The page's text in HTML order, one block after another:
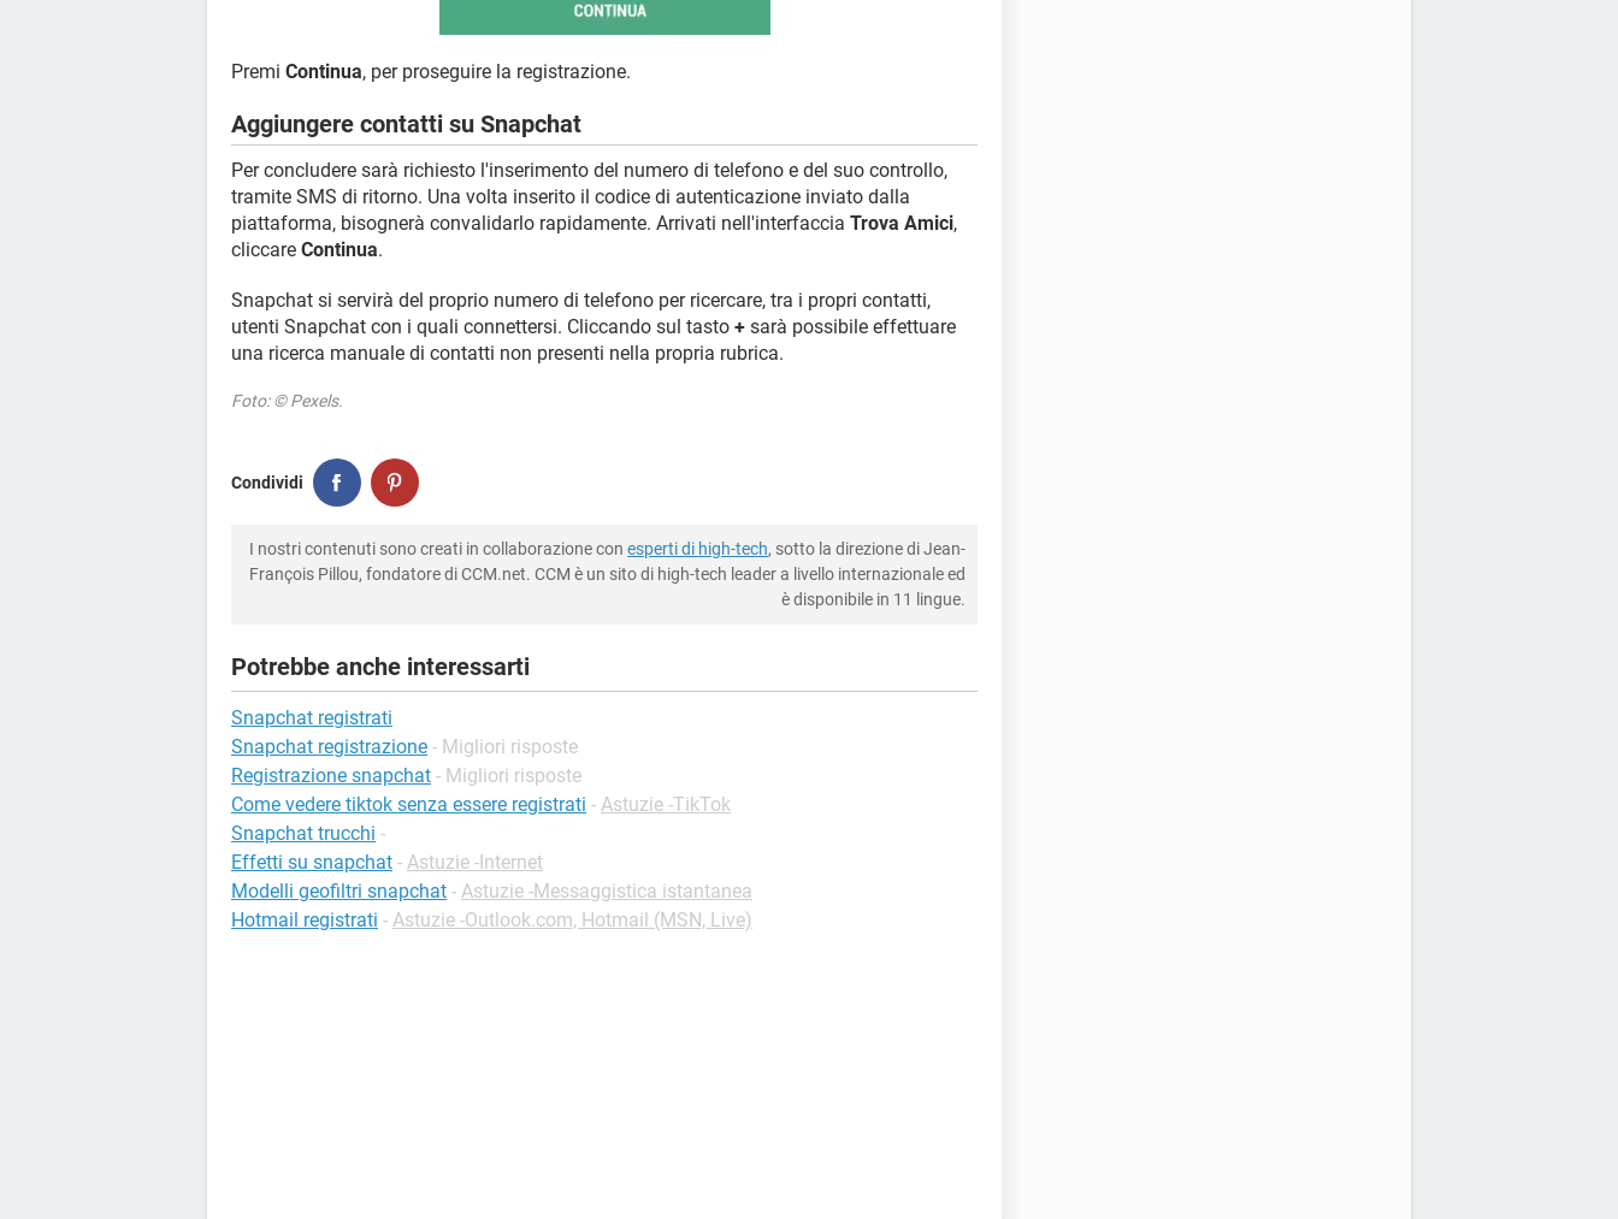
Premi Continua, per proseguire la registrazione.
Aggiungere contatti su Snapchat
Per concludere sarà richiesto l'inserimento del numero di telefono e del suo controllo,
tramite SMS di ritorno. Una volta inserito il codice di autenticazione inviato dalla
piattaforma, bisognerà convalidarlo rapidamente. Arrivati nell'interfaccia Trova Amici,
cliccare Continua.
Snapchat si servirà del proprio numero di telefono per ricercare, tra i propri contatti,
utenti Snapchat con i quali connettersi. Cliccando sul tasto + sarà possibile effettuare
una ricerca manuale di contatti non presenti nella propria rubrica.
Foto: © Pexels.
Condividi
I nostri contenuti sono creati in collaborazione con esperti di high-tech, sotto la direzione di Jean-
François Pillou, fondatore di CCM.net. CCM è un sito di high-tech leader a livello internazionale ed
è disponibile in 11 lingue.
Potrebbe anche interessarti
Snapchat registrati
Snapchat registrazione - Migliori risposte
Registrazione snapchat - Migliori risposte
Come vedere tiktok senza essere registrati - Astuzie -TikTok
Snapchat trucchi -
Effetti su snapchat - Astuzie -Internet
Modelli geofiltri snapchat - Astuzie -Messaggistica istantanea
Hotmail registrati - Astuzie -Outlook.com, Hotmail (MSN, Live)